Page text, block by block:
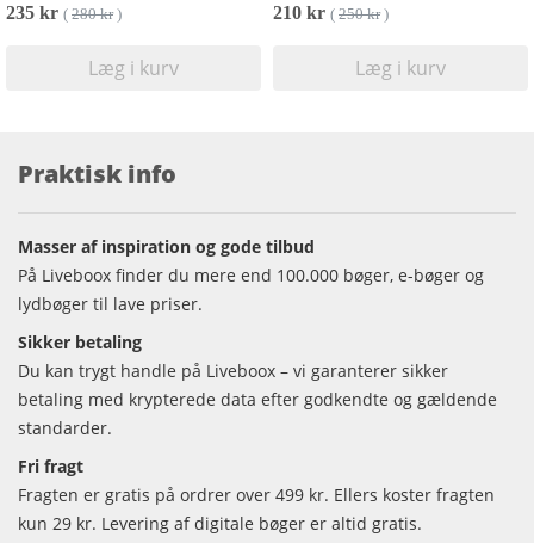
235 kr ( 280 kr)
Læg i kurv
210 kr ( 250 kr)
Læg i kurv
Praktisk info
Masser af inspiration og gode tilbud
På Liveboox finder du mere end 100.000 bøger, e-bøger og
lydbøger til lave priser.
Sikker betaling
Du kan trygt handle på Liveboox – vi garanterer sikker
betaling med krypterede data efter godkendte og gældende
standarder.
Fri fragt
Fragten er gratis på ordrer over 499 kr. Ellers koster fragten
kun 29 kr. Levering af digitale bøger er altid gratis.